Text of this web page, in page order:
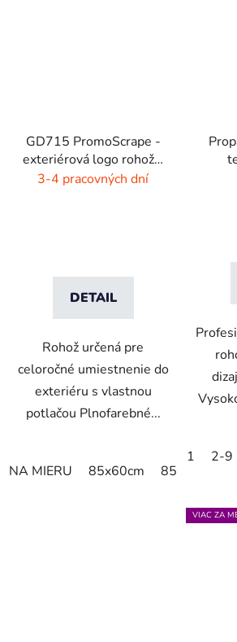
GD715 PromoScrape -
exteriérová logo rohož -
7 mm vlas
3-4 pracovných dní
DETAIL
Rohož určená pre
celoročné umiestnenie do
exteriéru s vlastnou
potlačou Plnofarebné...
NA MIERU 85x60cm 85x75cm
1 2-9
VIAC ZA